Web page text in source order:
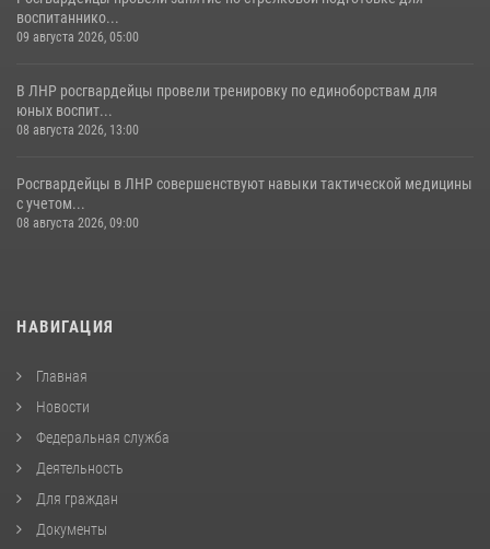
воспитаннико...
09 августа 2026, 05:00
В ЛНР росгвардейцы провели тренировку по единоборствам для
юных воспит...
08 августа 2026, 13:00
Росгвардейцы в ЛНР совершенствуют навыки тактической медицины
с учетом...
08 августа 2026, 09:00
НАВИГАЦИЯ
Главная
Новости
Федеральная служба
Деятельность
Для граждан
Документы